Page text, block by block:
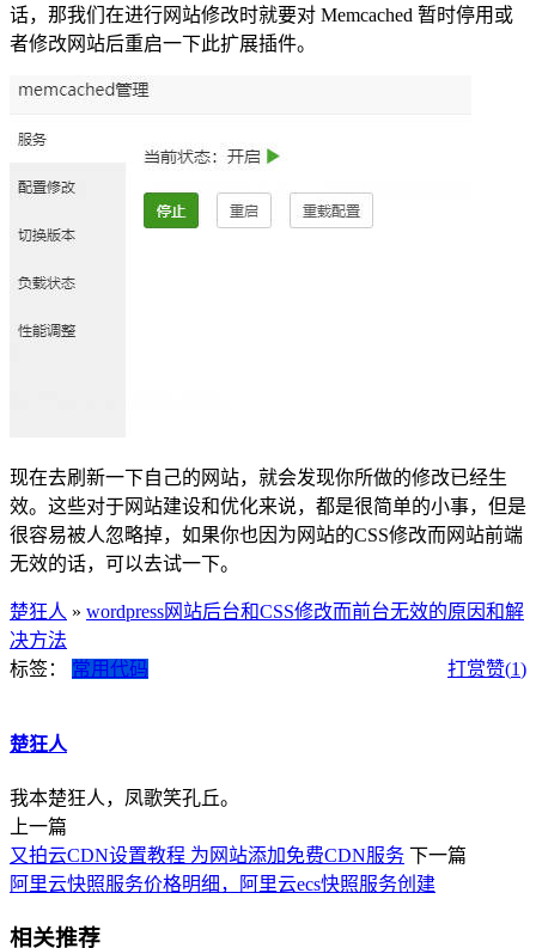
话，那我们在进行网站修改时就要对 Memcached 暂时停用或
者修改网站后重启一下此扩展插件。
现在去刷新一下自己的网站，就会发现你所做的修改已经生
效。这些对于网站建设和优化来说，都是很简单的小事，但是
很容易被人忽略掉，如果你也因为网站的CSS修改而网站前端
无效的话，可以去试一下。
楚狂人 » wordpress网站后台和CSS修改而前台无效的原因和解
决方法
打赏赞(1)
标签： 常用代码
楚狂人
我本楚狂人，凤歌笑孔丘。
上一篇
又拍云CDN设置教程 为网站添加免费CDN服务 下一篇
阿里云快照服务价格明细，阿里云ecs快照服务创建
相关推荐